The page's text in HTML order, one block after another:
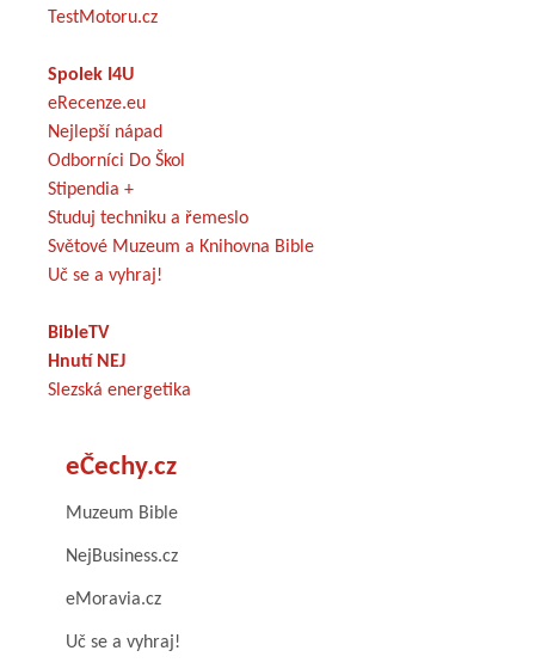
TestMotoru.cz
Spolek I4U
eRecenze.eu
Nejlepší nápad
Odborníci Do Škol
Stipendia +
Studuj techniku a řemeslo
Světové Muzeum a Knihovna Bible
Uč se a vyhraj!
BibleTV
Hnutí NEJ
Slezská energetika
eČechy.cz
Muzeum Bible
NejBusiness.cz
eMoravia.cz
Uč se a vyhraj!